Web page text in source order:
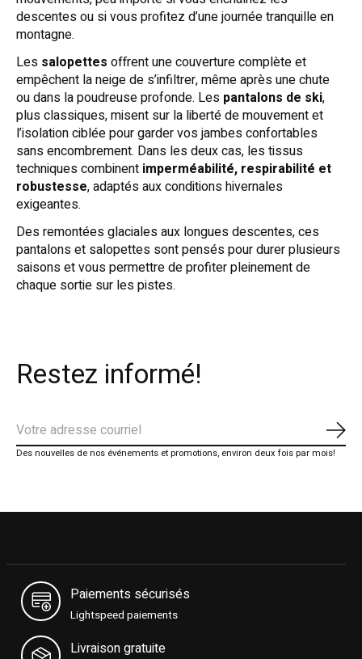
descentes ou si vous profitez d’une journée tranquille en
montagne.
Les salopettes offrent une couverture complète et
empêchent la neige de s’infiltrer, même après une chute
ou dans la poudreuse profonde. Les pantalons de ski,
plus classiques, misent sur la liberté de mouvement et
l’isolation ciblée pour garder vos jambes confortables
sans encombrement. Dans les deux cas, les tissus
techniques combinent imperméabilité, respirabilité et
robustesse, adaptés aux conditions hivernales
exigeantes.
Des remontées glaciales aux longues descentes, ces
pantalons et salopettes sont pensés pour durer plusieurs
saisons et vous permettre de profiter pleinement de
chaque sortie sur les pistes.
Restez informé!
Des nouvelles de nos événements et promotions, environ deux fois par mois!
Paiements sécurisés
Lightspeed paiements
Livraison gratuite